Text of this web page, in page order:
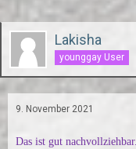
Lakisha
younggay User
9. November 2021
Das ist gut